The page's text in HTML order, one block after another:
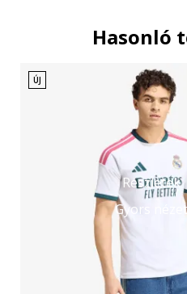
Hasonló
Részletek
Gyors nézet
ÚJ